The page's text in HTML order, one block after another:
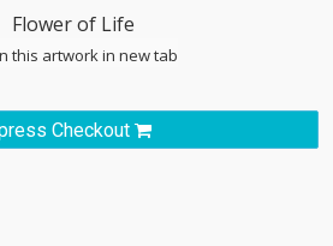
this artwork in new tab
Checkout